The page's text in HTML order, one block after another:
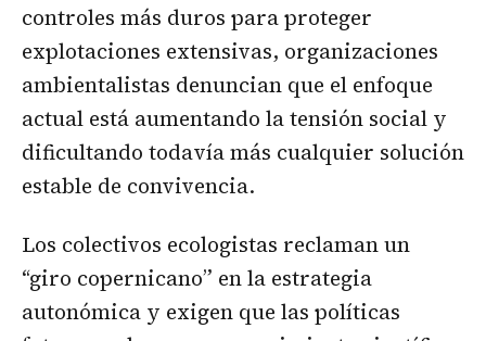
controles más duros para proteger
explotaciones extensivas, organizaciones
ambientalistas denuncian que el enfoque
actual está aumentando la tensión social y
dificultando todavía más cualquier solución
estable de convivencia.
Los colectivos ecologistas reclaman un
“giro copernicano” en la estrategia
autonómica y exigen que las políticas